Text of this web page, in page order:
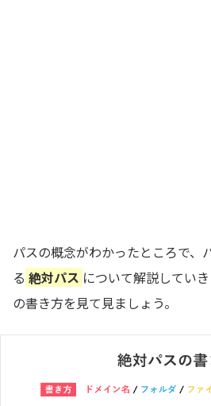
パスの概念がわかったところで、
る 絶対パス について解説してい
の書き方を見て見ましょう。